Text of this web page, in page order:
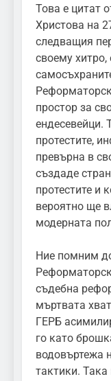
Това е цитат
Христова на
следващия
своему хитро,
простор за
ендесевейци.
протестите,
превърна в
създаде
протестите и
вероятно ще
модерната
Ние помним
съдебна
мъртвата
ГЕРБ
го като
водовъртежа
тактики.